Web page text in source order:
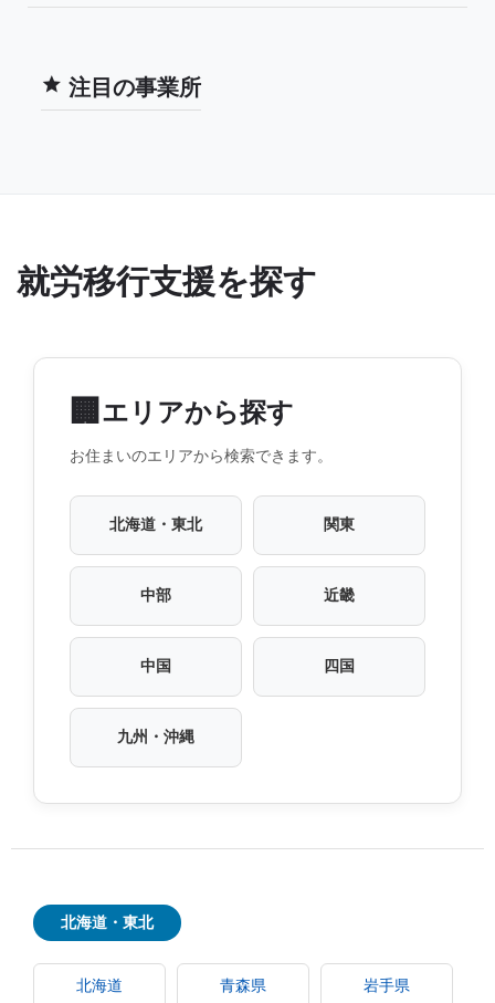
注目の事業所
就労移行支援を探す
🏢 エリアから探す
お住まいのエリアから検索できます。
北海道・東北 関東
中部 近畿
中国 四国
九州・沖縄
北海道・東北
北海道 青森県 岩手県